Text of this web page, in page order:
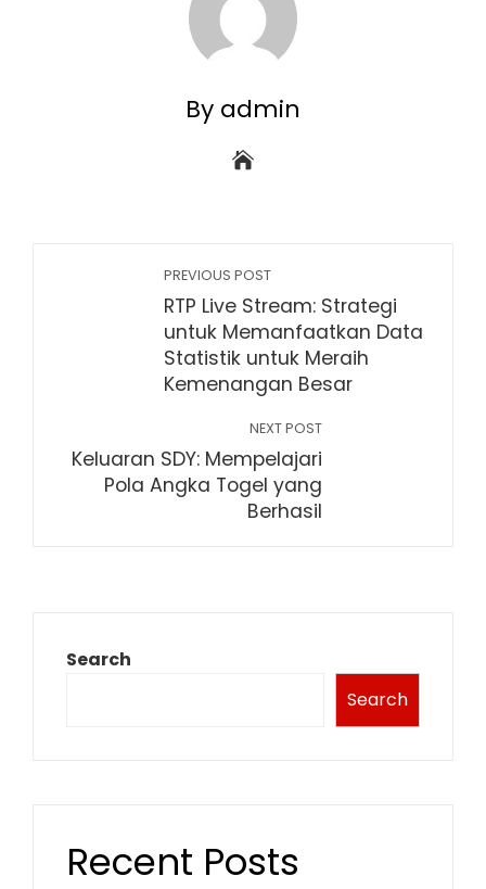
By admin
PREVIOUS POST
RTP Live Stream: Strategi
untuk Memanfaatkan Data
Statistik untuk Meraih
Kemenangan Besar
NEXT POST
Keluaran SDY: Mempelajari
Pola Angka Togel yang
Berhasil
Search
Search
Recent Posts